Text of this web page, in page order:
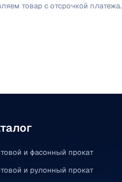
товар с отсрочкой платежа.
и фасонный прокат
и рулонный прокат